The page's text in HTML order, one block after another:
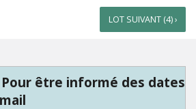
LOT SUIVANT (4) ›
être informé des dates